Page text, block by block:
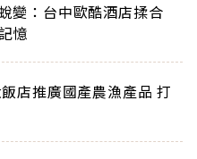
變：台中歐酷酒店揉合
憶
店推廣國產農漁產品 打